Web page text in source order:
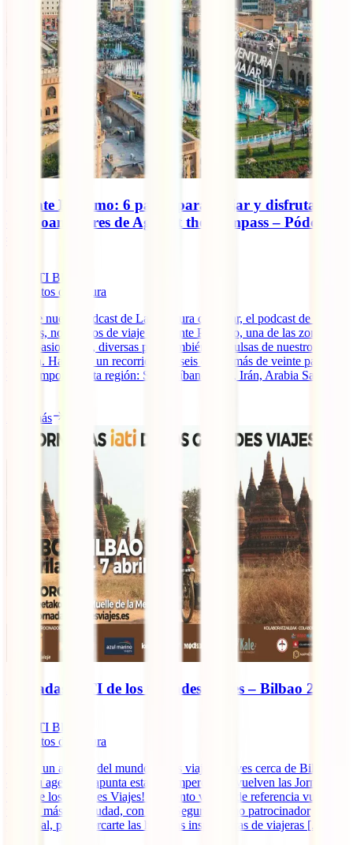
Oriente Próximo: 6 países para viajar y disfrutar,
con Joan Torres de Against the Compass – Pódcast
IATI Blog
minutos de lectura
En este nuevo podcast de La aventura de viajar, el podcast de IATI
seguros, nos vamos de viaje a Oriente Próximo, una de las zonas
más apasionantes, diversas pero también convulsas de nuestro
planeta. Haremos un recorrido por seis de los más de veinte países
que componen esta región: Siria, Líbano, Iraq, Irán, Arabia Saudita
Leer más
Jornadas IATI de los Grandes Viajes – Bilbao 2019
IATI Blog
minutos de lectura
Si eres un amante del mundo de los viajes y vives cerca de Bilbao,
coge tu agenda y apunta esta cita imperdible: ¡vuelven las Jornadas
IATI de los Grandes Viajes! El evento viajero de referencia vuelve
un año más a la ciudad, con IATI Seguros como patrocinador
principal, para acercarte las historias inspiradoras de viajeras [...]